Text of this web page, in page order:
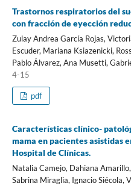
Trastornos respiratorios del
con fracción de eyección
Zulay Andrea García Rojas,
Escuder, Mariana Ksiazenicki,
Pablo Álvarez, Ana Musetti,
4-15
pdf
Características clínico-
mama en pacientes asistidas
Hospital de Clínicas.
Natalia Camejo, Dahiana
Sabrina Miraglia, Ignacio Siécola,